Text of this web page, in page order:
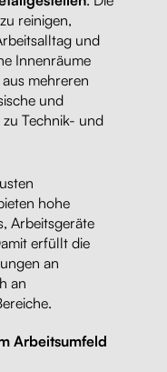
reinigen,
und
Innenräume
mehreren
und
Technik- und
hohe
Arbeitsgeräte
erfüllt die
an
an
Arbeitsumfeld